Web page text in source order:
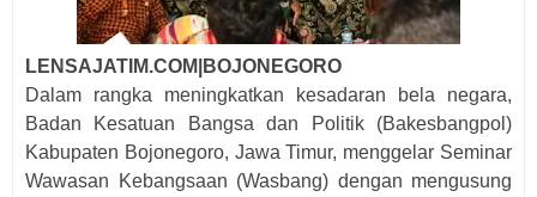
LENSAJATIM.COM|BOJONEGORO
Dalam rangka meningkatkan kesadaran bela negara,
Badan Kesatuan Bangsa dan Politik (Bakesbangpol)
Kabupaten Bojonegoro, Jawa Timur, menggelar Seminar
Wawasan Kebangsaan (Wasbang) dengan mengusung